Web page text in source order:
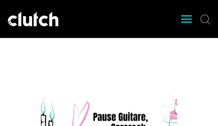
Clutch Webzine
Articles
Lieux